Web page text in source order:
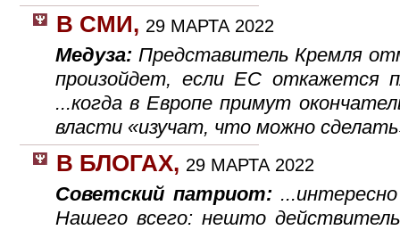
В СМИ, 29 МАРТА 2022
Медуза: Представитель Кремля
произойдет, если ЕС откажется
...когда в Европе примут
власти «изучат, что можно
В БЛОГАХ, 29 МАРТА 2022
Советский патриот:
Нашего всего: нешто